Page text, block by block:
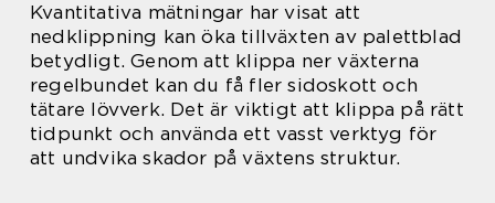
Kvantitativa mätningar har visat att
nedklippning kan öka tillväxten av palettblad
betydligt. Genom att klippa ner växterna
regelbundet kan du få fler sidoskott och
tätare lövverk. Det är viktigt att klippa på rätt
tidpunkt och använda ett vasst verktyg för
att undvika skador på växtens struktur.